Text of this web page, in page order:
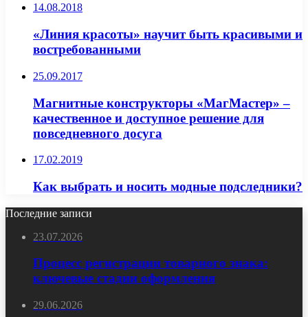
14.08.2018
«Линия красоты» научит быть красивыми и
востребованными
25.09.2017
Магнитные конструкторы «МагМастер» –
качественное и доступное решение для
повседневного досуга
17.02.2019
Как выбрать и носить модные подследники?
Последние записи
23.07.2026
Процесс регистрации товарного знака:
ключевые стадии оформления
29.06.2026